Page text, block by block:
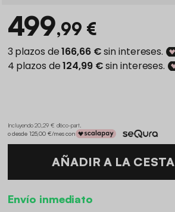
499,99 €
Incluyendo 20,29 € d'éco-part.
o desde 125,00 €/mes con
AÑADIR A LA CESTA
Envío inmediato